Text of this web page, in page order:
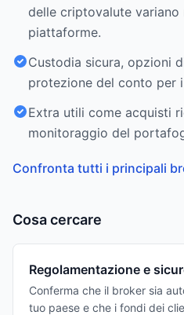
delle criptovalute
piattaforme.
Custodia sicura, opzioni
protezione del conto per
Extra utili come acquisti
monitoraggio del
Confronta tutti i principali
Cosa cercare
Regolamentazione e
Conferma che il broker sia
tuo paese e che i fondi dei